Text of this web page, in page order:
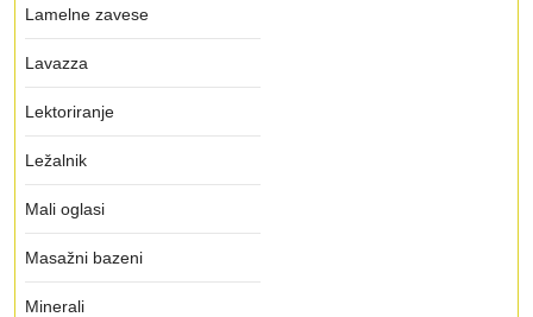
Lamelne zavese
Lavazza
Lektoriranje
Ležalnik
Mali oglasi
Masažni bazeni
Minerali